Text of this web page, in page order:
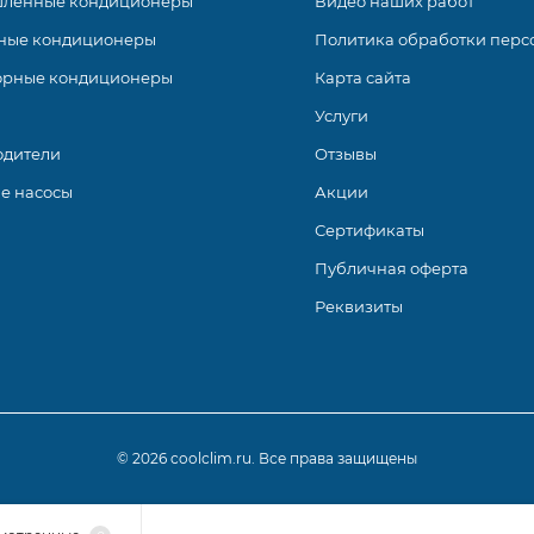
кондиционеры
кондиционеры
насосы
Политика обработки
Карта сайта
Услуги
Отзывы
Акции
Сертификаты
Публичная оферта
Реквизиты
© 2026 coolclim.ru. Все права защищены